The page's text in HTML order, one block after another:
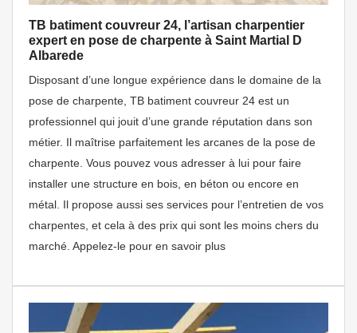
TB batiment couvreur 24, l’artisan charpentier
expert en pose de charpente à Saint Martial D
Albarede
Disposant d’une longue expérience dans le domaine de la
pose de charpente, TB batiment couvreur 24 est un
professionnel qui jouit d’une grande réputation dans son
métier. Il maîtrise parfaitement les arcanes de la pose de
charpente. Vous pouvez vous adresser à lui pour faire
installer une structure en bois, en béton ou encore en
métal. Il propose aussi ses services pour l’entretien de vos
charpentes, et cela à des prix qui sont les moins chers du
marché. Appelez-le pour en savoir plus